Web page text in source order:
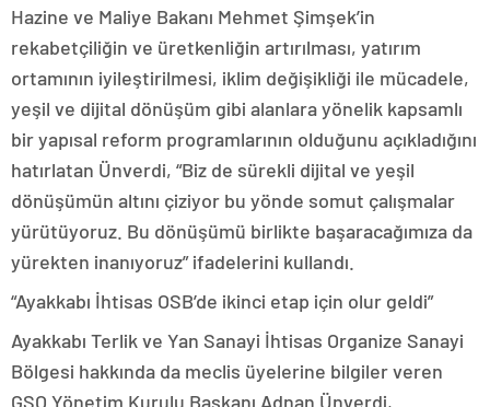
Hazine ve Maliye Bakanı Mehmet Şimşek’in
rekabetçiliğin ve üretkenliğin artırılması, yatırım
ortamının iyileştirilmesi, iklim değişikliği ile mücadele,
yeşil ve dijital dönüşüm gibi alanlara yönelik kapsamlı
bir yapısal reform programlarının olduğunu açıkladığını
hatırlatan Ünverdi, “Biz de sürekli dijital ve yeşil
dönüşümün altını çiziyor bu yönde somut çalışmalar
yürütüyoruz. Bu dönüşümü birlikte başaracağımıza da
yürekten inanıyoruz” ifadelerini kullandı.
“Ayakkabı İhtisas OSB’de ikinci etap için olur geldi”
Ayakkabı Terlik ve Yan Sanayi İhtisas Organize Sanayi
Bölgesi hakkında da meclis üyelerine bilgiler veren
GSO Yönetim Kurulu Başkanı Adnan Ünverdi,